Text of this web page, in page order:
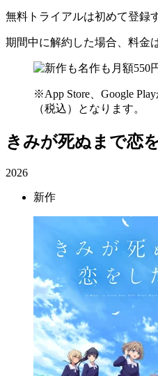
無料トライアルは初めて登録
期間中に解約した場合、料金
※App Store、Google
（税込）となります。
きみが死ぬまで恋
2026
新作